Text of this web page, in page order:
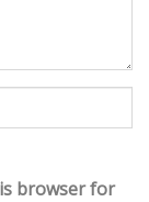
browser for